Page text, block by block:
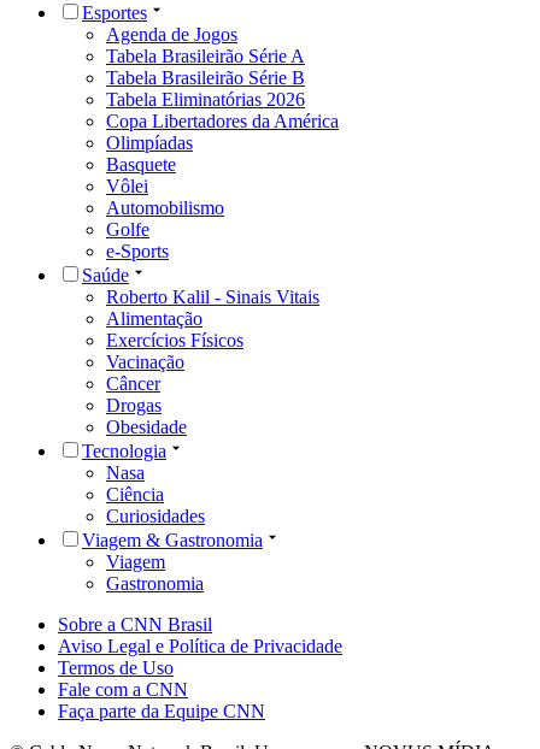
Esportes
Agenda de Jogos
Tabela Brasileirão Série A
Tabela Brasileirão Série B
Tabela Eliminatórias 2026
Copa Libertadores da América
Olimpíadas
Basquete
Vôlei
Automobilismo
Golfe
e-Sports
Saúde
Roberto Kalil - Sinais Vitais
Alimentação
Exercícios Físicos
Vacinação
Câncer
Drogas
Obesidade
Tecnologia
Nasa
Ciência
Curiosidades
Viagem & Gastronomia
Viagem
Gastronomia
Sobre a CNN Brasil
Aviso Legal e Política de Privacidade
Termos de Uso
Fale com a CNN
Faça parte da Equipe CNN